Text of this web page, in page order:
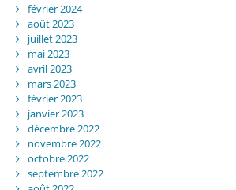
février 2024
août 2023
juillet 2023
mai 2023
avril 2023
mars 2023
février 2023
janvier 2023
décembre 2022
novembre 2022
octobre 2022
septembre 2022